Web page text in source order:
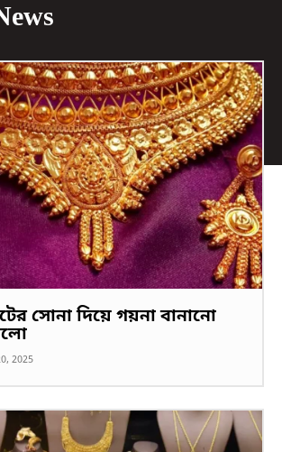
সোনা দিয়ে গয়না বানানো
2025